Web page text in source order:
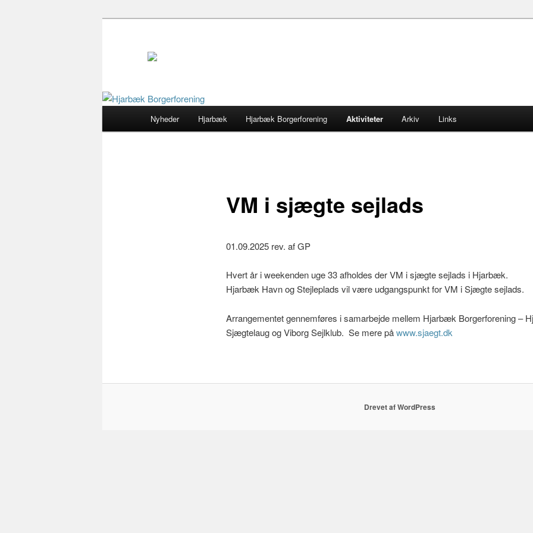
Fortsæt
Nyheder Hjarbæk Hjarbæk Borgerforening Aktiviteter Arkiv Links
VM i sjægte sejlads
01.09.2025 rev. af GP
Hvert år i weekenden uge 33 afholdes der VM i sjægte sejlads i Hjarbæk.
Hjarbæk Havn og Stejleplads vil være udgangspunkt for VM i Sjægte sejlads.
Arrangementet gennemføres i samarbejde mellem Hjarbæk Borgerforening –
Sjægtelaug og Viborg Sejlklub. Se mere påwww.sjaegt.dk
Drevet af WordPress